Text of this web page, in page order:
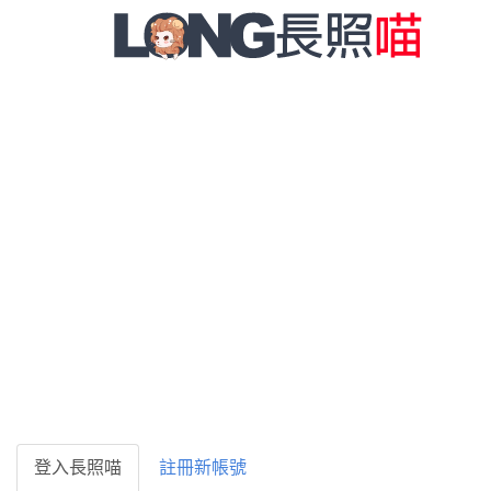
登入長照喵 註冊新帳號